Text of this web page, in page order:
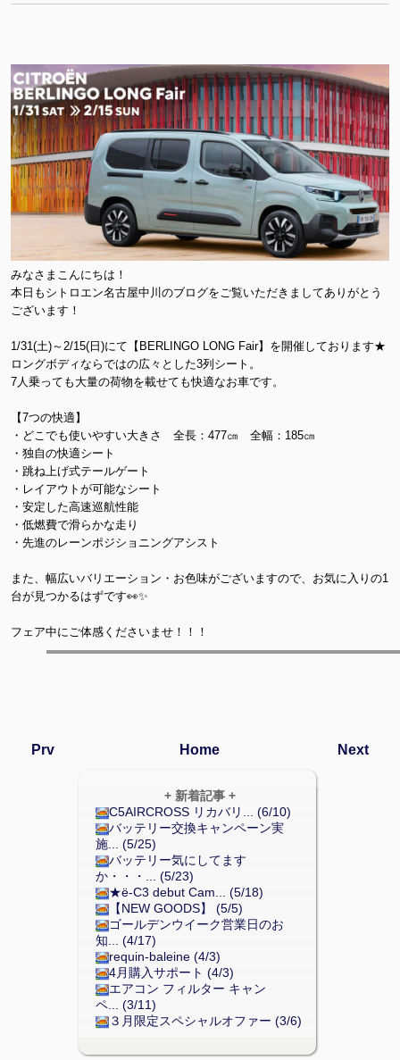
+ 新着記事 +
C5AIRCROSS リカバリ... (6/10)
バッテリー交換キャンペーン実
施... (5/25)
バッテリー気にしてます
か・・・... (5/23)
★ë-C3 debut Cam... (5/18)
【NEW GOODS】 (5/5)
ゴールデンウイーク営業日のお
知... (4/17)
requin-baleine (4/3)
4月購入サポート (4/3)
エアコン フィルター キャン
ペ... (3/11)
３月限定スペシャルオファー (3/6)
みなさまこんにちは！
本日もシトロエン名古屋中川のブログをご覧いただきましてありがとう
ございます！
1/31(土)～2/15(日)にて【BERLINGO LONG Fair】を開催しております★
ロングボディならではの広々とした3列シート。
7人乗っても大量の荷物を載せても快適なお車です。
【7つの快適】
・どこでも使いやすい大きさ 全長：477㎝ 全幅：185㎝
・独自の快適シート
・跳ね上げ式テールゲート
・レイアウトが可能なシート
・安定した高速巡航性能
・低燃費で滑らかな走り
・先進のレーンポジショニングアシスト
また、幅広いバリエーション・お色味がございますので、お気に入りの1
台が見つかるはずです👀✨
フェア中にご体感くださいませ！！！
Prv Next
Home